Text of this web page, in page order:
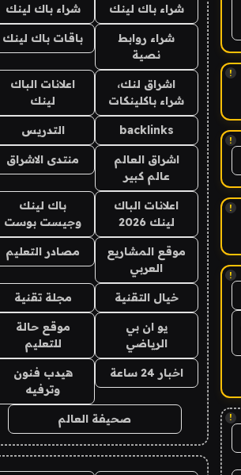
!
!
!
!
!
شراء باك لينك شراء باك لينك
شراء روابط
نصية
باقات باك لينك
اشراق لنك،
شراء باكلينكات
اعلانات الباك
لينك
backlinks التدريس
اشراق العالم
عالم كبير
منتدى الاشراق
اعلانات الباك
لينك 2026
باك لينك
وجيست بوست
موقع المشاريع
العربي
مصادر التعليم
خيال التقنية مجلة تقنية
يو ان بي
الرياضي
موقع حالة
للتعليم
اخبار 24 ساعة
هيدب فنون
وترفيه
صحيفة العالم